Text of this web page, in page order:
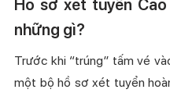
Hồ sơ xét tuyển
những gì?
Trước khi “trúng” tấm vé
một bộ hồ sơ xét tuyển